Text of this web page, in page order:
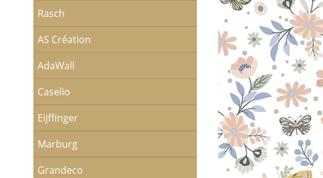
Rasch
AS Création
AdaWall
Caselio
Eijffinger
Marburg
Grandeco